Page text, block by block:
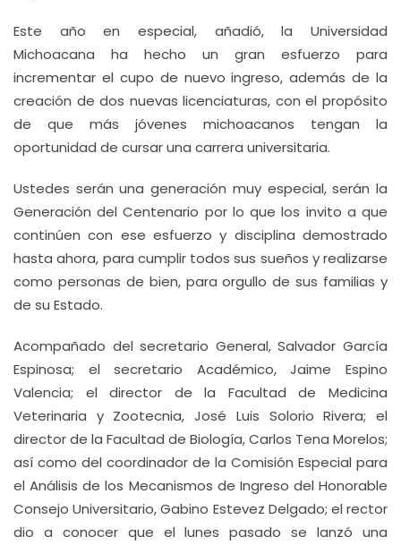
Este año en especial, añadió, la Universidad
Michoacana ha hecho un gran esfuerzo para
incrementar el cupo de nuevo ingreso, además de la
creación de dos nuevas licenciaturas, con el propósito
de que más jóvenes michoacanos tengan la
oportunidad de cursar una carrera universitaria.
Ustedes serán una generación muy especial, serán la
Generación del Centenario por lo que los invito a que
continúen con ese esfuerzo y disciplina demostrado
hasta ahora, para cumplir todos sus sueños y realizarse
como personas de bien, para orgullo de sus familias y
de su Estado.
Acompañado del secretario General, Salvador García
Espinosa; el secretario Académico, Jaime Espino
Valencia; el director de la Facultad de Medicina
Veterinaria y Zootecnia, José Luis Solorio Rivera; el
director de la Facultad de Biología, Carlos Tena Morelos;
así como del coordinador de la Comisión Especial para
el Análisis de los Mecanismos de Ingreso del Honorable
Consejo Universitario, Gabino Estevez Delgado; el rector
dio a conocer que el lunes pasado se lanzó una